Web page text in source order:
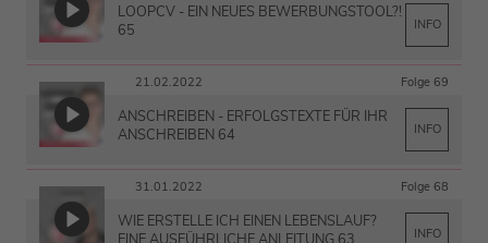
LOOPCV - EIN NEUES BEWERBUNGSTOOL?!
65
INFO
21.02.2022 Folge 69
ANSCHREIBEN - ERFOLGSTEXTE FÜR IHR
ANSCHREIBEN 64
INFO
31.01.2022 Folge 68
WIE ERSTELLE ICH EINEN LEBENSLAUF?
INFO